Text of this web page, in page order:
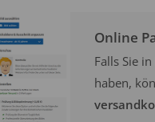
Online
Falls Sie
haben,